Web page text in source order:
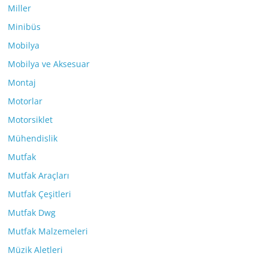
Miller
Minibüs
Mobilya
Mobilya ve Aksesuar
Montaj
Motorlar
Motorsiklet
Mühendislik
Mutfak
Mutfak Araçları
Mutfak Çeşitleri
Mutfak Dwg
Mutfak Malzemeleri
Müzik Aletleri